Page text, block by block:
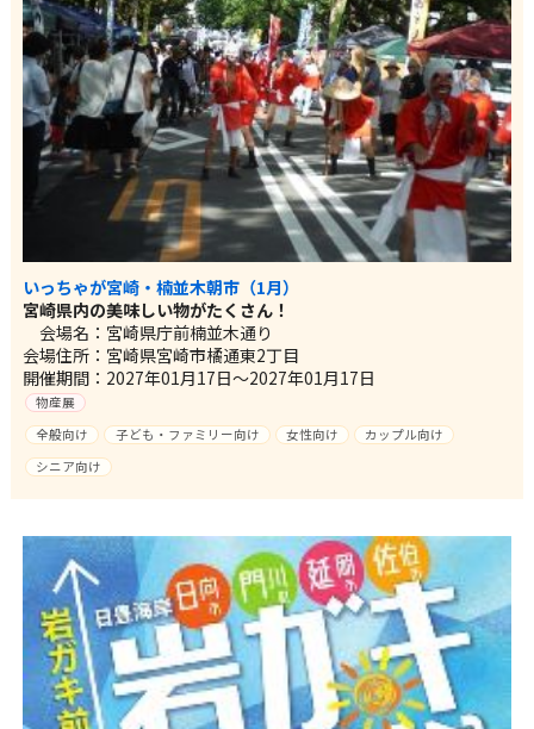
いっちゃが宮崎・楠並木朝市（1月）
宮崎県内の美味しい物がたくさん！
会場名：宮崎県庁前楠並木通り
会場住所：宮崎県宮崎市橘通東2丁目
開催期間：2027年01月17日～2027年01月17日
物産展
全般向け
子ども・ファミリー向け 女性向け
カップル向け
シニア向け